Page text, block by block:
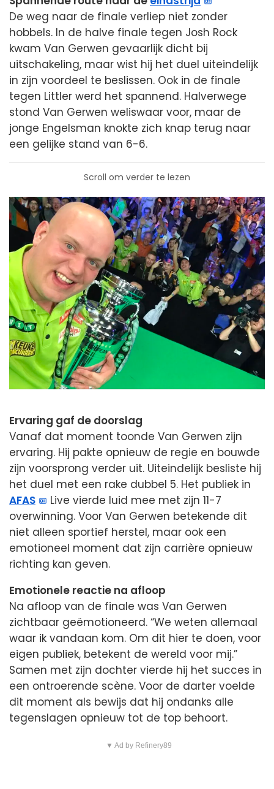
De weg naar de finale verliep niet zonder
hobbels. In de halve finale tegen Josh Rock
kwam Van Gerwen gevaarlijk dicht bij
uitschakeling, maar wist hij het duel uiteindelijk
in zijn voordeel te beslissen. Ook in de finale
tegen Littler werd het spannend. Halverwege
stond Van Gerwen weliswaar voor, maar de
jonge Engelsman knokte zich knap terug naar
een gelijke stand van 6-6.
Scroll om verder te lezen
Ervaring gaf de doorslag
Vanaf dat moment toonde Van Gerwen zijn
ervaring. Hij pakte opnieuw de regie en bouwde
zijn voorsprong verder uit. Uiteindelijk besliste hij
het duel met een rake dubbel 5. Het publiek in
AFAS
Live vierde luid mee met zijn 11-7
overwinning. Voor Van Gerwen betekende dit
niet alleen sportief herstel, maar ook een
emotioneel moment dat zijn carrière opnieuw
richting kan geven.
Emotionele reactie na afloop
Na afloop van de finale was Van Gerwen
zichtbaar geëmotioneerd. “We weten allemaal
waar ik vandaan kom. Om dit hier te doen, voor
eigen publiek, betekent de wereld voor mij.”
Samen met zijn dochter vierde hij het succes in
een ontroerende scène. Voor de darter voelde
dit moment als bewijs dat hij ondanks alle
tegenslagen opnieuw tot de top behoort.
▼ Ad by Refinery89